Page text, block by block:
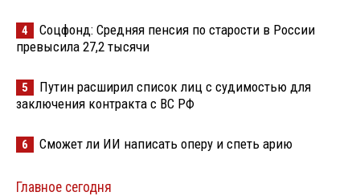
4
Соцфонд: Средняя пенсия по старости в России
превысила 27,2 тысячи
5
Путин расширил список лиц с судимостью для
заключения контракта с ВС РФ
6 Сможет ли ИИ написать оперу и спеть арию
Главное сегодня